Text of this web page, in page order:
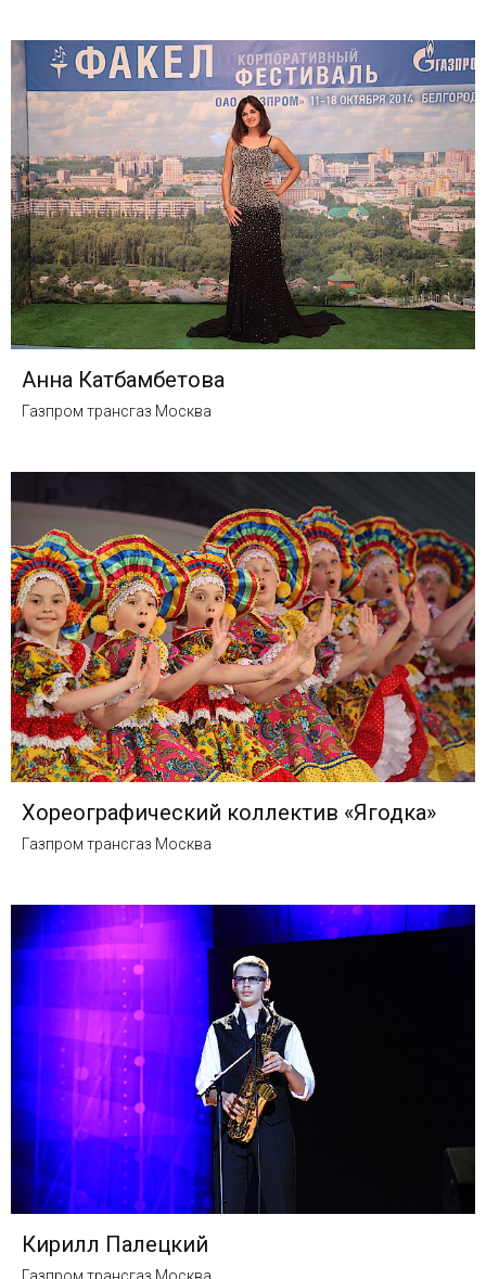
Анна Катбамбетова
Газпром трансгаз Москва
Хореографический коллектив «Ягодка»
Газпром трансгаз Москва
Кирилл Палецкий